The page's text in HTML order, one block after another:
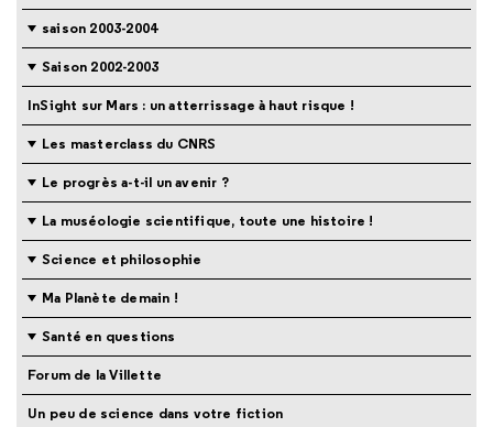
saison 2003-2004
Saison 2002-2003
InSight sur Mars : un atterrissage à haut risque !
Les masterclass du CNRS
Le progrès a-t-il un avenir ?
La muséologie scientifique, toute une histoire !
Science et philosophie
Ma Planète demain !
Santé en questions
Forum de la Villette
Un peu de science dans votre fiction